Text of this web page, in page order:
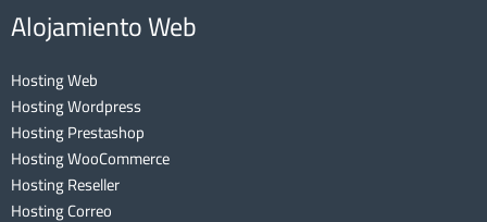
Alojamiento Web
Hosting Web
Hosting Wordpress
Hosting Prestashop
Hosting WooCommerce
Hosting Reseller
Hosting Correo